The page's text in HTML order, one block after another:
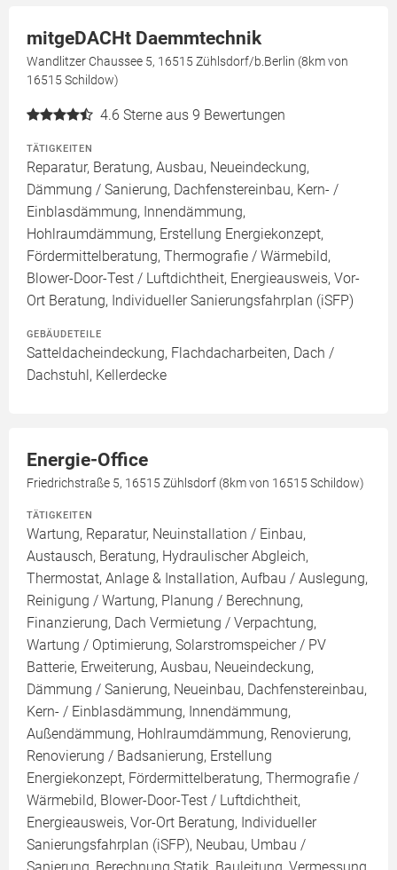
mitgeDACHt Daemmtechnik
Wandlitzer Chaussee 5, 16515 Zühlsdorf/b.Berlin (8km von
16515 Schildow)
4.6 Sterne aus 9 Bewertungen
TÄTIGKEITEN
Reparatur, Beratung, Ausbau, Neueindeckung,
Dämmung / Sanierung, Dachfenstereinbau, Kern- /
Einblasdämmung, Innendämmung,
Hohlraumdämmung, Erstellung Energiekonzept,
Fördermittelberatung, Thermografie / Wärmebild,
Blower-Door-Test / Luftdichtheit, Energieausweis, Vor-
Ort Beratung, Individueller Sanierungsfahrplan (iSFP)
GEBÄUDETEILE
Satteldacheindeckung, Flachdacharbeiten, Dach /
Dachstuhl, Kellerdecke
Energie-Office
Friedrichstraße 5, 16515 Zühlsdorf (8km von 16515 Schildow)
TÄTIGKEITEN
Wartung, Reparatur, Neuinstallation / Einbau,
Austausch, Beratung, Hydraulischer Abgleich,
Thermostat, Anlage & Installation, Aufbau / Auslegung,
Reinigung / Wartung, Planung / Berechnung,
Finanzierung, Dach Vermietung / Verpachtung,
Wartung / Optimierung, Solarstromspeicher / PV
Batterie, Erweiterung, Ausbau, Neueindeckung,
Dämmung / Sanierung, Neueinbau, Dachfenstereinbau,
Kern- / Einblasdämmung, Innendämmung,
Außendämmung, Hohlraumdämmung, Renovierung,
Renovierung / Badsanierung, Erstellung
Energiekonzept, Fördermittelberatung, Thermografie /
Wärmebild, Blower-Door-Test / Luftdichtheit,
Energieausweis, Vor-Ort Beratung, Individueller
Sanierungsfahrplan (iSFP), Neubau, Umbau /